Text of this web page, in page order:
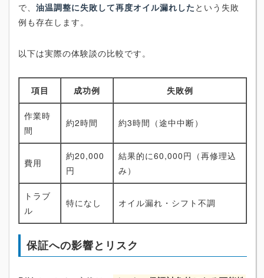
で、 油温調整に失敗して再度オイル漏れした という失敗
例も存在します。
以下は実際の体験談の比較です。
項目 成功例 失敗例
作業時
間
約2時間 約3時間（途中中断）
費用
約20,000
円
結果的に60,000円（再修理込
み）
トラブ
ル
特になし オイル漏れ・シフト不調
保証への影響とリスク